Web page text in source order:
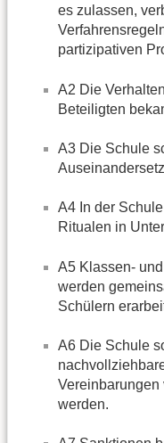
es zulassen,
partizipativen
A2 Die
Beteiligten
A3 Die Schule
A4 In der
Ritualen in
A5 Klassen-
werden
Schülern
A6 Die Schule
werden.